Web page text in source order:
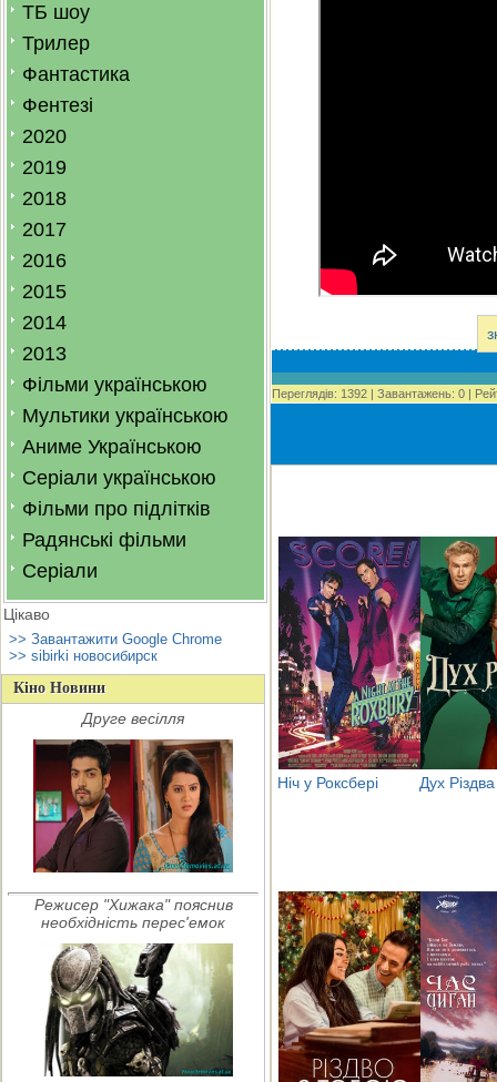
ТБ шоу
Трилер
Фантастика
Фентезі
2020
2019
2018
2017
2016
2015
2014
2013
Фільми українською
Мультики українською
Аниме Українською
Серіали українською
Фільми про підлітків
Радянські фільми
Серіали
Цікаво
>> Завантажити Google Chrome
>> sibirki новосибирск
Кіно Новини
Друге весілля
Режисер "Хижака" пояснив
необхідність перес'емок
Переглядів: 1392 | Завантажень: 0 |
Ніч у Роксбері Дух Різдва